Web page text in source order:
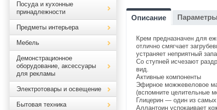
Посуда и кухонные
принадлежности
Предметы интерьера
Мебель
Демонстрационное
оборудование, аксессуары
для рекламы
Электротовары и освещение
Бытовая техника
Описание
Крем предназначен для
отлично смягчает
устраняет неприятный
Со ступней исчезают
вид.
Активные компоненты
Эфирное можжевеловое
(вспомните целительные
Глицерин — один из
Аллантоин успокаивает